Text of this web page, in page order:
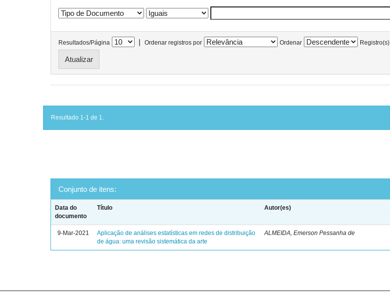
Resultados/Página | Ordenar registros por Ordenar Registro(s)
Resultado 1-1 de 1.
Conjunto de itens:
Data do
documento
Título Autor(es)
9-Mar-2021
Aplicação de análises estatísticas em redes de distribuição
de água: uma revisão sistemática da arte
ALMEIDA, Emerson Pessanha de